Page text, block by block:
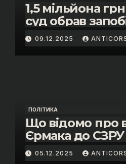
1,5 мільйона
суд обрав
помічнику
Скороход у
«санкційний
09.12.2025
ПОЛІТИКА
Що відомо про
Єрмака до СЗРУ
05.12.2025